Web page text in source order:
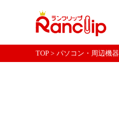
TOP> パソコン・周辺機器